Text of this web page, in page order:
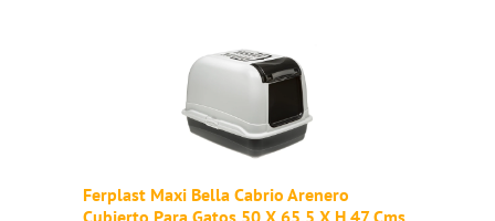
Ferplast Maxi Bella Cabrio Arenero
Cubierto Para Gatos 50 X 65.5 X H 47 Cms